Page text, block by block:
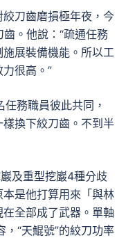
刀齒磨損極年夜，今
。他說：“疏通任務
展裝備機能。所以工
很高。”
務職員彼此共同，
換下絞刀齒。不到半
及重型挖巖4種分歧
是他打算用來「與林
全部成了武器。單軸
“天鯤號”的絞刀功率